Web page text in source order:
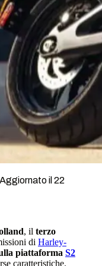
il 22
, il terzo
di Harley-
piattaforma S2
caratteristiche.